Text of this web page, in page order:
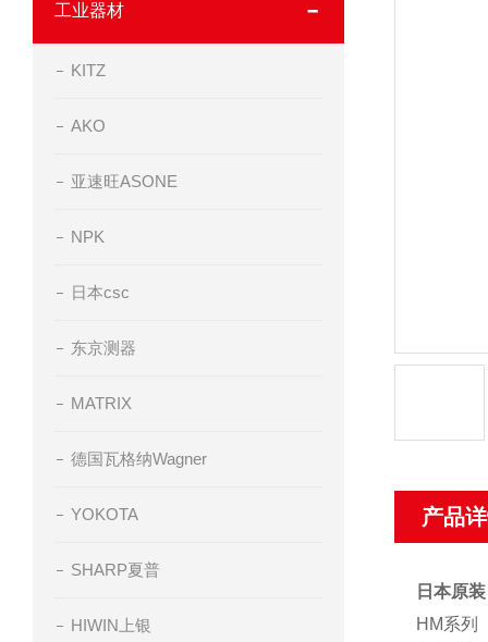
工业器材
KITZ
AKO
亚速旺ASONE
NPK
日本csc
东京测器
MATRIX
德国瓦格纳Wagner
YOKOTA
SHARP夏普
HIWIN上银
产品
日本原
HM系列